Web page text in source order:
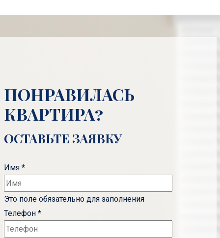
ПОНРАВИЛАСЬ
КВАРТИРА?
ОСТАВЬТЕ ЗАЯВКУ
Имя *
Это поле обязательно для заполнения
Телефон *